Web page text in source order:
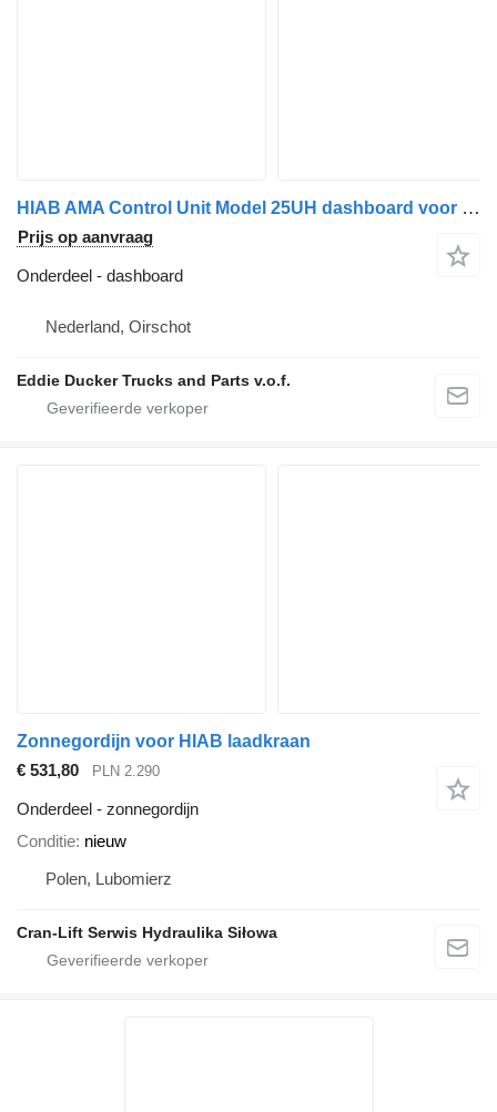
HIAB AMA Control Unit Model 25UH dashboard voor vrachtwagen
Prijs op aanvraag
Onderdeel - dashboard
Nederland, Oirschot
Eddie Ducker Trucks and Parts v.o.f.
Zonnegordijn voor HIAB laadkraan
€ 531,80
PLN 2.290
Onderdeel - zonnegordijn
Conditie nieuw
Polen, Lubomierz
Cran-Lift Serwis Hydraulika Siłowa